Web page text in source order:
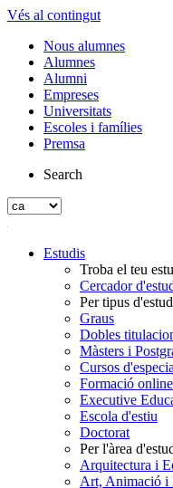
Vés al contingut
Nous alumnes
Alumnes
Alumni
Empreses
Universitats
Escoles i famílies
Premsa
Search
Estudis
Troba el teu
Cercador
Per tipus
Graus
Dobles
Màsters i
Cursos
Formació online
Executive
Escola d'estiu
Doctorat
Per l'àrea
Arquitectura i
Art, Animació i